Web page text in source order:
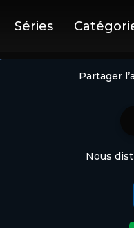
Séries
Partager
Nous